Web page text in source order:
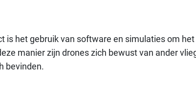
is het gebruik van software en simulaties om
manier zijn drones zich bewust van ander
bevinden.